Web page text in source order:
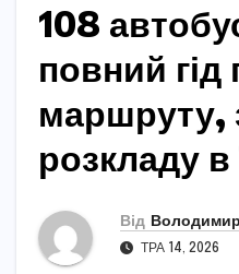
108
повний гід
маршруту,
розкладу
Від
ТРА 14, 2026